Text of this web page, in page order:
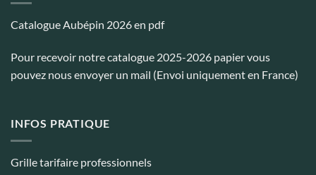
Catalogue Aubépin 2026 en pdf
Pour recevoir notre catalogue 2025-2026 papier vous
pouvez nous envoyer un mail (Envoi uniquement en France)
INFOS PRATIQUE
Grille tarifaire professionnels